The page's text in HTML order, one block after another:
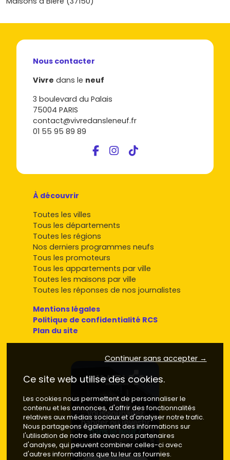
(proche Trousseau, Vrillonnerie ou aux portes de Tours) ?
neuf, tu peux filtrer en quelques clics et trouver
permettra de passer de locataire à propriétaire en toute
Nous contacter
Vivre dans le neuf
3 boulevard du Palais
75004 PARIS
contact@vivredansleneuf.fr
01 55 95 89 89
À découvrir
Toutes les villes
Tous les départements
Toutes les régions
Nos derniers programmes neufs
Tous les promoteurs
Tous les appartements par ville
Toutes les maisons par ville
Toutes les réponses de nos journalistes
Mentions légales
Politique de confidentialité RCS
Plan du site
Continuer sans accepter →
Ce site web utilise des cookies.
Les cookies nous permettent de personnaliser le
contenu et les annonces, d'offrir des fonctionnalités
relatives aux médias sociaux et d'analyser notre trafic.
Nous partageons également des informations sur
l'utilisation de notre site avec nos partenaires
d'analyse, qui peuvent combiner celles-ci avec
d'autres informations que tu leur as fournies.